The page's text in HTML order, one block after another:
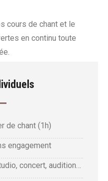
cours de chant et le
en continu toute
de chant (1h)
engagement
concert, audition…